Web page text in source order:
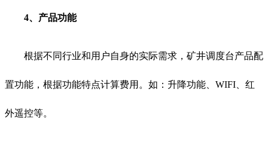
4、产品功能
根据不同行业和用户自身的实际需求，矿井调度台产品配
置功能，根据功能特点计算费用。如：升降功能、WIFI、红
外遥控等。